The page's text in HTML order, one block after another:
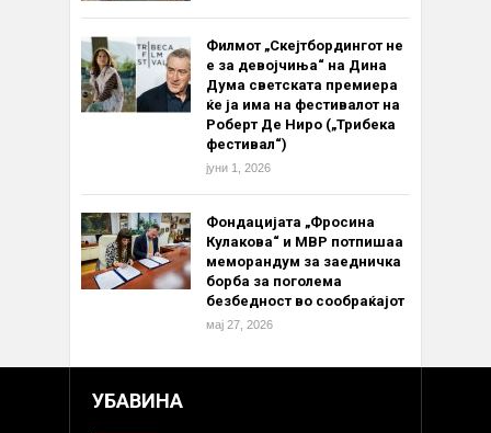
Филмот „Скејтбордингот не
е за девојчиња“ на Дина
Дума светската премиера
ќе ја има на фестивалот на
Роберт Де Ниро („Трибека
фестивал“)
јуни 1, 2026
Фондацијата „Фросина
Кулакова“ и МВР потпишаа
меморандум за заедничка
борба за поголема
безбедност во сообраќајот
мај 27, 2026
УБАВИНА